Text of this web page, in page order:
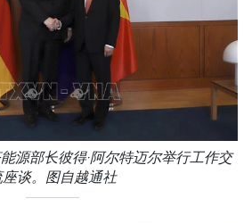
源部长彼得·阿尔特迈尔举行工作交
座谈。图自越通社